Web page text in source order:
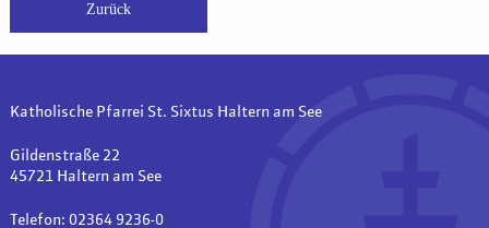
Zurück
Katholische Pfarrei St. Sixtus Haltern am See
Gildenstraße 22
45721 Haltern am See
Telefon: 02364 9236-0